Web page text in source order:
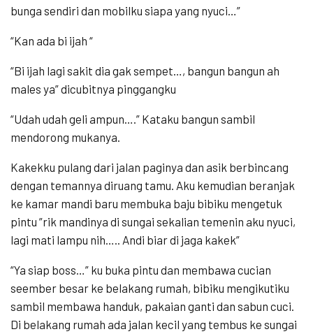
bunga sendiri dan mobilku siapa yang nyuci…”
“Kan ada bi ijah “
“Bi ijah lagi sakit dia gak sempet…, bangun bangun ah
males ya” dicubitnya pinggangku
“Udah udah geli ampun….” Kataku bangun sambil
mendorong mukanya.
Kakekku pulang dari jalan paginya dan asik berbincang
dengan temannya diruang tamu. Aku kemudian beranjak
ke kamar mandi baru membuka baju bibiku mengetuk
pintu ”rik mandinya di sungai sekalian temenin aku nyuci,
lagi mati lampu nih….. Andi biar di jaga kakek”
“Ya siap boss…” ku buka pintu dan membawa cucian
seember besar ke belakang rumah, bibiku mengikutiku
sambil membawa handuk, pakaian ganti dan sabun cuci.
Di belakang rumah ada jalan kecil yang tembus ke sungai